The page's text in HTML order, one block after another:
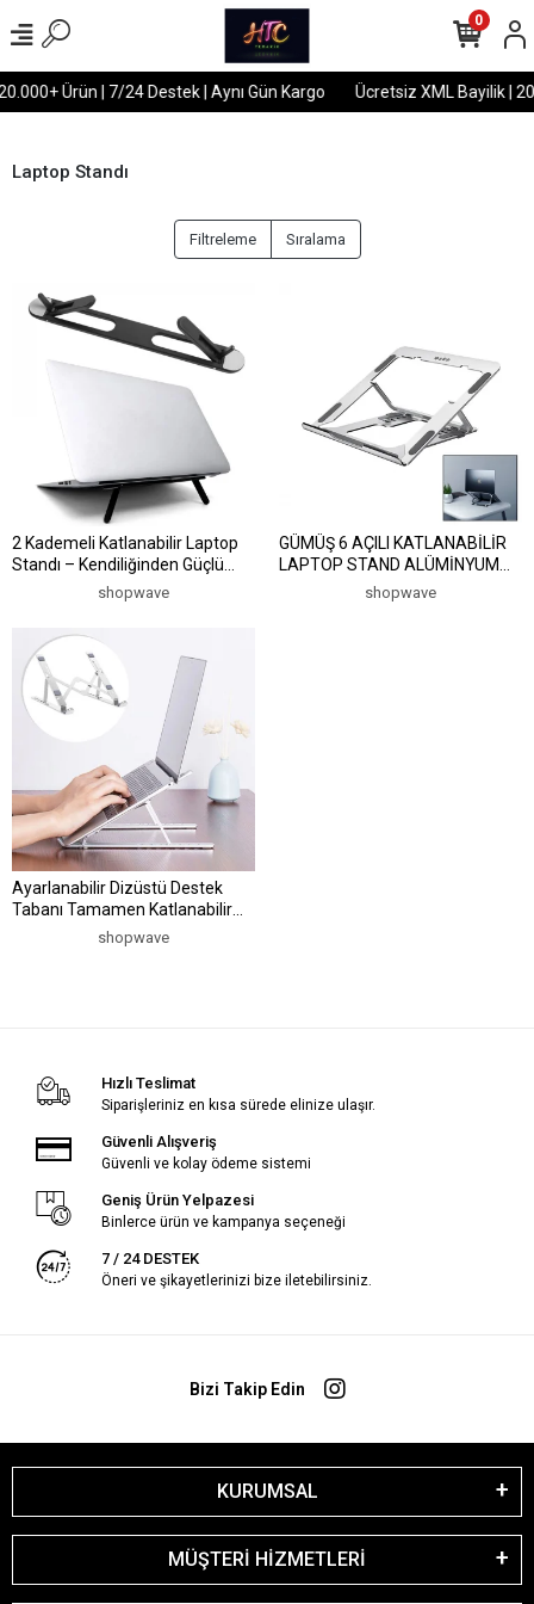
Ürün | 7/24 Destek | Aynı Gün Kargo Ücretsiz XML Bayilik |
0
Laptop Standı
Filtreleme Sıralama
2 Kademeli Katlanabilir Laptop
Standı – Kendiliğinden Güçlü
Yapışkanlı, Ergonomik Tablet
Yükseltici (5047)
shopwave
GÜMÜŞ 6 AÇILI KATLANABİLİR
LAPTOP STAND ALÜMİNYUM
shopwave
Ayarlanabilir Dizüstü Destek
Tabanı Tamamen Katlanabilir
Taşınabilir Laptop Yükseltici
shopwave
Hızlı Teslimat
Siparişleriniz en kısa sürede elinize ulaşır.
Güvenli Alışveriş
Güvenli ve kolay ödeme sistemi
Geniş Ürün Yelpazesi
Binlerce ürün ve kampanya seçeneği
7 / 24 DESTEK
Öneri ve şikayetlerinizi bize iletebilirsiniz.
Bizi Takip Edin
KURUMSAL
MÜŞTERİ HİZMETLERİ